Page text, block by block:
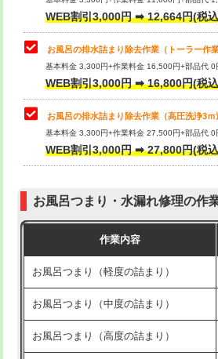
トイレ便器脱着
タンクレストイレ脱着
小便器トイレ脱着
その他部品の脱着
交換・取付（タンク）
交換・取付（普通便座）
交換・取付（温水洗浄便座）
交換・取付(単水栓（壁付・デッキ
式）)
交換・取付(混合水栓（壁付・デッキ
式・ワンホール）)
WEB割引3,000円 ➡ 12,664円(税
お風呂の排水詰まり除去作業（トーラー作業
基本料金 3,300円+作業料金 16,500円+部品代 0
WEB割引3,000円 ➡ 16,800円(税
お風呂の排水詰まり除去作業（高圧洗浄3ｍ
基本料金 3,300円+作業料金 27,500円+部品代 0
WEB割引3,000円 ➡ 27,800円(税
お風呂つまり・水漏れ修理の作
作業内容
お風呂つまり（軽度の詰まり）
お風呂つまり（中度の詰まり）
お風呂つまり（高度の詰まり）